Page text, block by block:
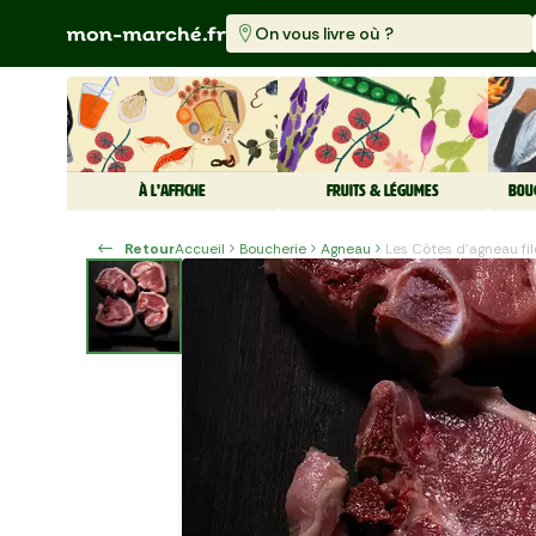
On vous livre où ?
À L'AFFICHE FRUITS & LÉGUMES
RetourAccueil Boucherie Agneau Les Côtes d'agneau